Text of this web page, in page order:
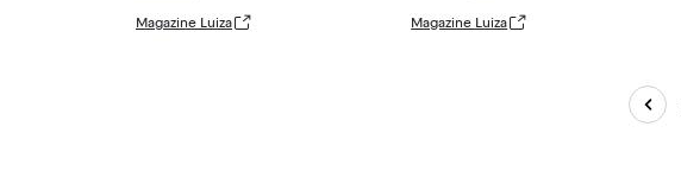
Magazine Luiza Magazine Luiza